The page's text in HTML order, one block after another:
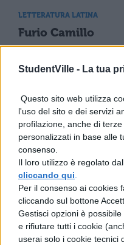
StudentVille - La tua
Questo sito web utilizza
l'uso del sito e dei servizi
profilazione, anche di
personalizzati in base alle
consenso.
Il loro utilizzo è regolato
cliccando qui
Per il consenso ai cookies
cliccando sul bottone
Gestisci opzioni è
e rifiutare tutti i cookie
userai solo i cookie tecnici
LETTERATURA LATINA
Furio Camillo
L'imperatore
LETTERATURA LATINA
Uno scacco dei
L'imperatore